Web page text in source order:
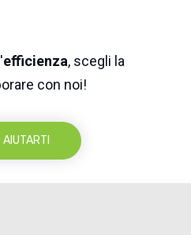
efficienza, scegli la
con noi!